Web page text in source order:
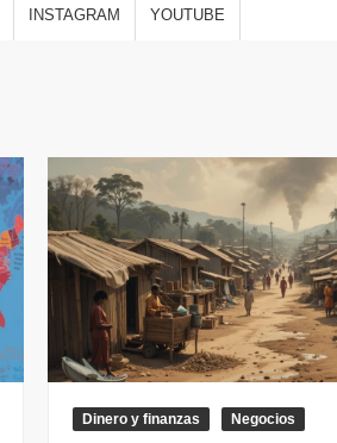
estilos de vida,
viajes y
INSTAGRAM YOUTUBE
Dinero y finanzas Negocios